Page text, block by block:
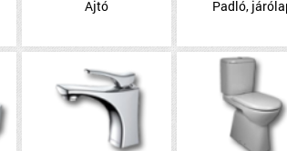
Ajtó Padló,